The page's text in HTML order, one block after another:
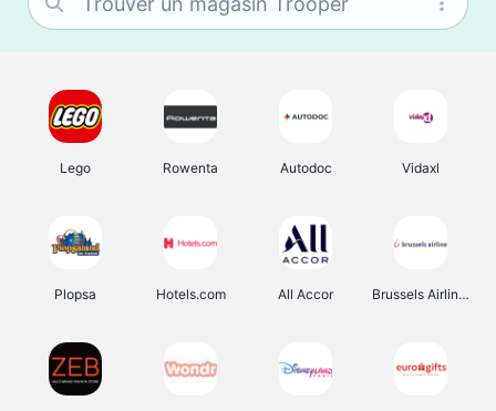
Lego Rowenta Autodoc Vidaxl
Plopsa Hotels.com All Accor Brussels Airlines